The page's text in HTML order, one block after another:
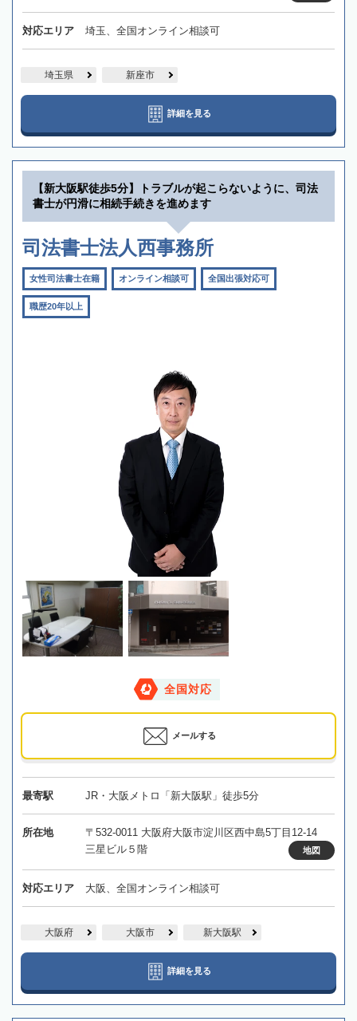
対応エリア 埼玉、全国オンライン相談可
埼玉県 新座市
詳細を見る
【新大阪駅徒歩5分】トラブルが起こらないように、司法
書士が円滑に相続手続きを進めます
司法書士法人西事務所
女性司法書士在籍 オンライン相談可 全国出張対応可
職歴20年以上
全国対応
メールする
最寄駅 JR・大阪メトロ「新大阪駅」徒歩5分
所在地
〒532-0011 大阪府大阪市淀川区西中島5丁目12-14
三星ビル５階
地図
対応エリア 大阪、全国オンライン相談可
大阪府 大阪市 新大阪駅
詳細を見る